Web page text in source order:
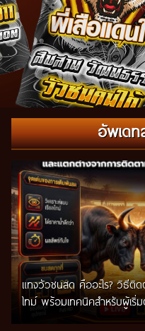
อัพเดท
แทงวัวชนสด คืออะไร? วิธีติ
ไทม์ พร้อมเทคนิคสำหรับผู้เริ่